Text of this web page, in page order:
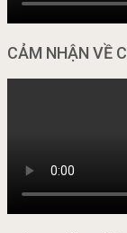
CẢM NHẬN VỀ